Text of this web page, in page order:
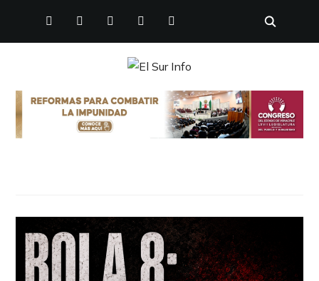
FACEBOOKTWITTERINSTAGRAM
YOUTUBEPINTEREST